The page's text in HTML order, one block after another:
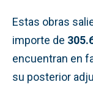
Estas obras
importe de
encuentran en
su posterior